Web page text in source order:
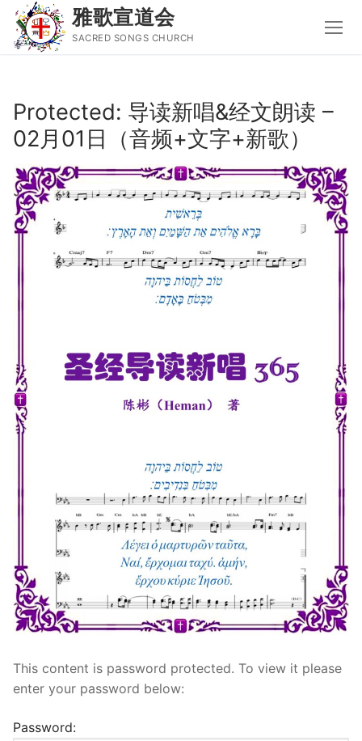
content
雅歌宣道会
SACRED SONGS CHURCH
Search
主页
主日讲道
圣经导读新唱
属灵书籍
宣教事工
神学研究
Protected: 导读新唱&经文朗读 –
02月01日（音频+文字+新歌）
This content is password protected. To view it please
enter your password below:
Password: